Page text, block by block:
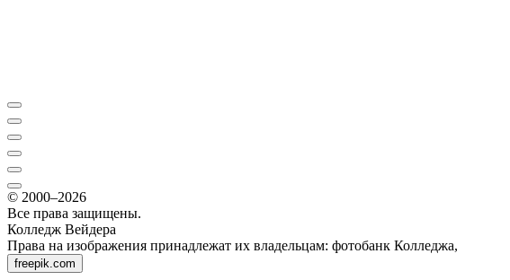
© 2000–2026
Все права защищены.
Колледж Вейдера
Права на изображения принадлежат их владельцам: фотобанк Колледжа,
freepik.com